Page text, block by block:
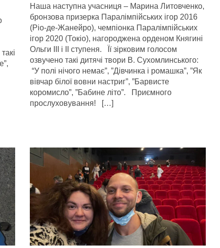
Наша наступна учасниця – Марина Литовченко,
бронзова призерка Паралімпійських ігор 2016
(Ріо-де-Жанейро), чемпіонка Паралімпійських
ігор 2020 (Токіо), нагороджена орденом Княгині
Ольги III і II ступеня. Її зірковим голосом
озвучено такі дитячі твори В. Сухомлинського:
“У полі нічого немає”, ”Дівчинка і ромашка”, ”Як
вівчар білої вовни настриг”, ”Барвисте
коромисло”, ”Бабине літо”. Приємного
прослуховування! […]